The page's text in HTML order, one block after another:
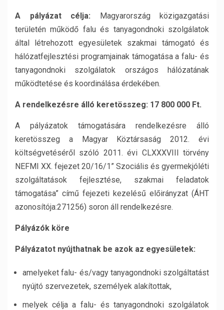
A pályázat célja: Magyarország közigazgatási
területén működő falu és tanyagondnoki szolgálatok
által létrehozott egyesületek szakmai támogató és
hálózatfejlesztési programjainak támogatása a falu- és
tanyagondnoki szolgálatok országos hálózatának
működtetése és koordinálása érdekében.
A rendelkezésre álló keretösszeg: 17 800 000 Ft.
A pályázatok támogatására rendelkezésre álló
keretösszeg a Magyar Köztársaság 2012. évi
költségvetéséről szóló 2011. évi CLXXXVIII törvény
NEFMI XX. fejezet 20/16/1” Szociális és gyermekjóléti
szolgáltatások fejlesztése, szakmai feladatok
támogatása” című fejezeti kezelésű előirányzat (ÁHT
azonosítója:271256) soron áll rendelkezésre.
Pályázók köre
Pályázatot nyújthatnak be azok az egyesületek:
amelyeket falu- és/vagy tanyagondnoki szolgáltatást
nyújtó szervezetek, személyek alakítottak,
melyek célja a falu- és tanyagondnoki szolgálatok